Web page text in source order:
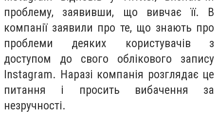
проблему, заявивши, що вивчає її. В
компанії заявили про те, що знають про
проблеми деяких користувачів з
доступом до свого облікового запису
Instagram. Наразі компанія розглядає це
питання і просить вибачення за
незручності.